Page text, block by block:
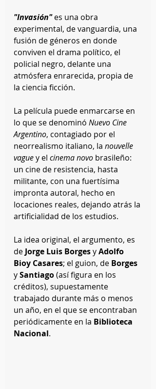
"Invasión" es una obra
experimental, de vanguardia, una
fusión de géneros en donde
conviven el drama político, el
policial negro, delante una
atmósfera enrarecida, propia de
la ciencia ficción.
La película puede enmarcarse en
lo que se denominó Nuevo Cine
Argentino, contagiado por el
neorrealismo italiano, la nouvelle
vague y el cinema novo brasileño:
un cine de resistencia, hasta
militante, con una fuertísima
impronta autoral, hecho en
locaciones reales, dejando atrás la
artificialidad de los estudios.
La idea original, el argumento, es
de Jorge Luis Borges y Adolfo
Bioy Casares; el guion, de Borges
y Santiago (así figura en los
créditos), supuestamente
trabajado durante más o menos
un año, en el que se encontraban
periódicamente en la Biblioteca
Nacional.